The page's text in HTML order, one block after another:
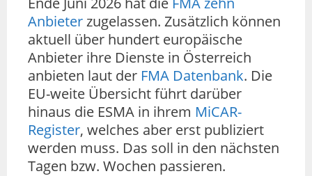
Anbieterzugelassen. Zusätzlich können
aktuell über hundert europäische
Anbieter ihre Dienste in Österreich
anbieten laut der FMA Datenbank. Die
EU-weite Übersicht führt darüber
hinaus die ESMA in ihrem MiCAR-
Register, welches aber erst publiziert
werden muss. Das soll in den nächsten
Tagen bzw. Wochen passieren.